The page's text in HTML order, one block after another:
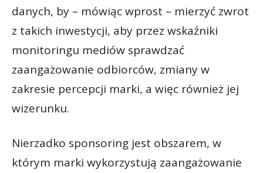
danych, by – mówiąc wprost – mierzyć zwrot
z takich inwestycji, aby przez wskaźniki
monitoringu mediów sprawdzać
zaangażowanie odbiorców, zmiany w
zakresie percepcji marki, a więc również jej
wizerunku.
Nierzadko sponsoring jest obszarem, w
którym marki wykorzystują zaangażowanie